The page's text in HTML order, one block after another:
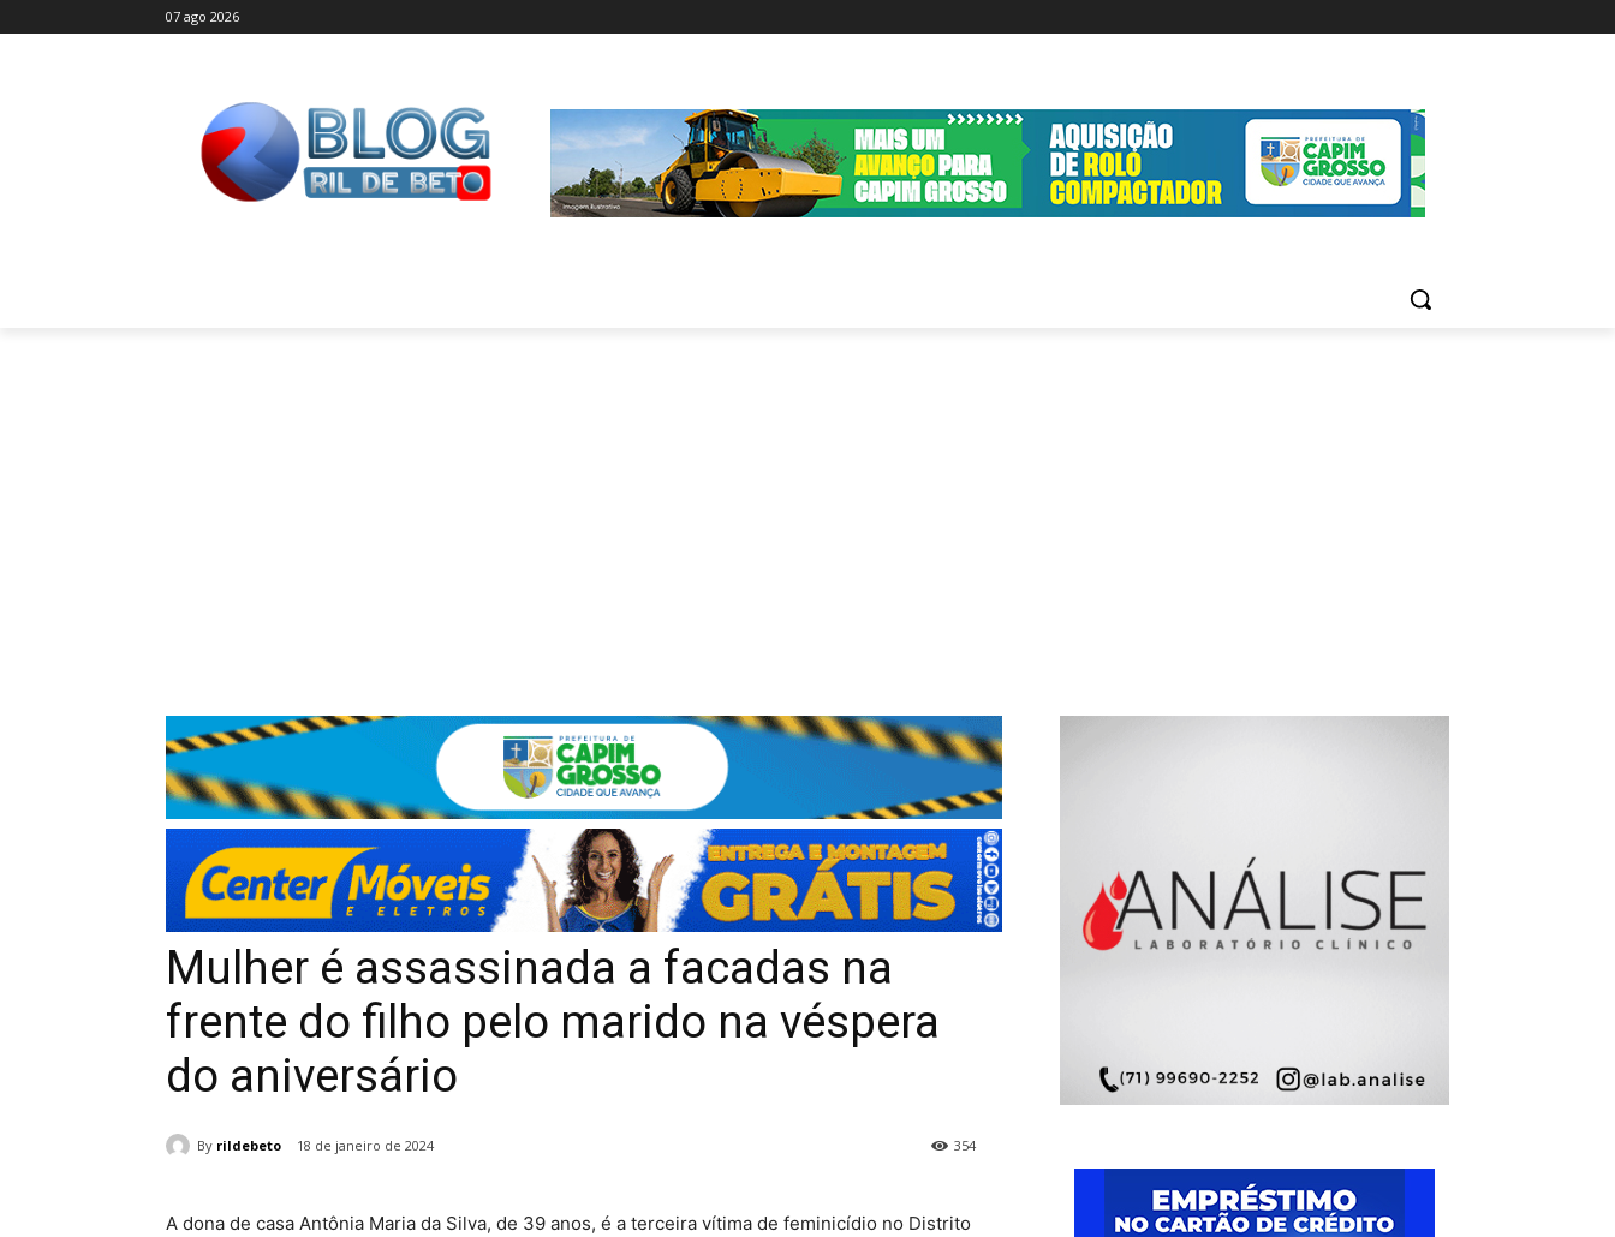
07 ago 2026
Mulher é assassinada a facadas na
frente do filho pelo marido na véspera
do aniversário
By rildebeto 18 de janeiro de 2024 354
A dona de casa Antônia Maria da Silva, de 39 anos, é a terceira vítima de feminicídio no Distrito